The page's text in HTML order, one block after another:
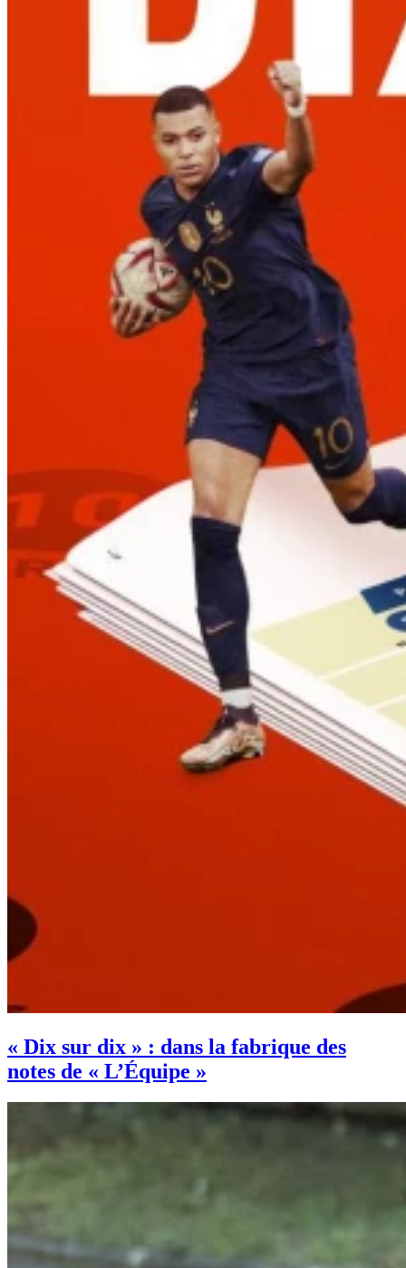
« Dix sur dix » : dans la fabrique des
notes de « L’Équipe »